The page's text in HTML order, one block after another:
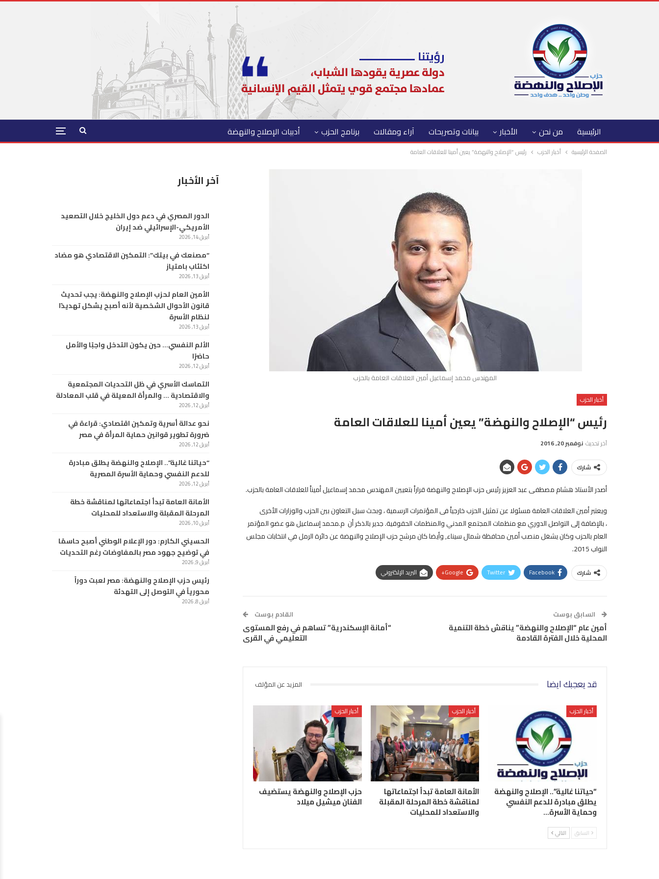
الرئيسية من نحن الأخبار بيانات وتصريحات آراء ومقالات برنامج الحزب أدبيات الإصلاح والنهضة
الصفحة الرئيسية أخبار الحزب رئيس “الإصلاح والنهضة” يعين أمينا للعلاقات العامة
المهندس محمد إسماعيل أمين العلاقات العامة بالحزب
أخبار الحزب
رئيس “الإصلاح والنهضة” يعين أمينا للعلاقات العامة
آخر تحديث نوفمبر 20, 2016
شارك
أصدر الأستاذ هشام مصطفى عبد العزيز رئيس حزب الإصلاح والنهضة قراراً بتعيين المهندس محمد إسماعيل أميناً للعلاقات العامة بالحزب.
ويعتبر أمين العلاقات العامة مسئولا عن تمثيل الحزب خارجياً فى المؤتمرات الرسمية ، وبحث سبل التعاون بين الحزب والوزارات الأخرى
، بالإضافة إلى التواصل الدوري مع منظمات المجتمع المدني والمنظمات الحقوقية. جدير بالذكر أن م.محمد إسماعيل هو عضو المؤتمر
العام بالحزب وكان يشغل منصب أمين محافظة شمال سيناء, وأيضا كان مرشح حزب الإصلاح والنهضة عن دائرة الرمل في انتخابات مجلس
النواب 2015.
شارك Facebook
Twitter
Google+ البريد الإلكتروني
السابق بوست
أمين عام “الإصلاح والنهضة” يناقش خطة التنمية
المحلية خلال الفترة القادمة
القادم بوست
“أمانة الإسكندرية” تساهم في رفع المستوى
التعليمي في القرى
قد يعجبك ايضا المزيد عن المؤلف
أخبار الحزب
“حياتنا غالية”.. الإصلاح والنهضة
يطلق مبادرة للدعم النفسي
وحماية الأسرة…
أخبار الحزب
الأمانة العامة تبدأ اجتماعاتها
لمناقشة خطة المرحلة المقبلة
والاستعداد للمحليات
أخبار الحزب
حزب الإصلاح والنهضة يستضيف
الفنان ميشيل ميلاد
السابق التالي
آخر الأخبار
الدور المصري في دعم دول الخليج خلال التصعيد
الأمريكي-الإسرائيلي ضد إيران
أبريل 14, 2026
“مصنعك في بيتك”: التمكين الاقتصادي هو مضاد
اكتئاب بامتياز
أبريل 13, 2026
الأمين العام لحزب الإصلاح والنهضة: يجب تحديث
قانون الأحوال الشخصية لأنه أصبح يشكل تهديدًا
لنظام الأسرة
أبريل 13, 2026
الألم النفسي… حين يكون التدخل واجبًا والأمل
حاضرًا
أبريل 12, 2026
التماسك الأسري في ظل التحديات المجتمعية
والاقتصادية … والمرأة المعيلة في قلب المعادلة
أبريل 12, 2026
نحو عدالة أسرية وتمكين اقتصادي: قراءة في
ضرورة تطوير قوانين حماية المرأة في مصر
أبريل 12, 2026
“حياتنا غالية”.. الإصلاح والنهضة يطلق مبادرة
للدعم النفسي وحماية الأسرة المصرية
أبريل 12, 2026
الأمانة العامة تبدأ اجتماعاتها لمناقشة خطة
المرحلة المقبلة والاستعداد للمحليات
أبريل 10, 2026
الحسيني الكارم: دور الإعلام الوطني أصبح حاسمًا
في توضيح جهود مصر بالمفاوضات رغم التحديات
أبريل 9, 2026
رئيس حزب الإصلاح والنهضة: مصر لعبت دوراً
محورياً في التوصل إلى التهدئة
أبريل 8, 2026